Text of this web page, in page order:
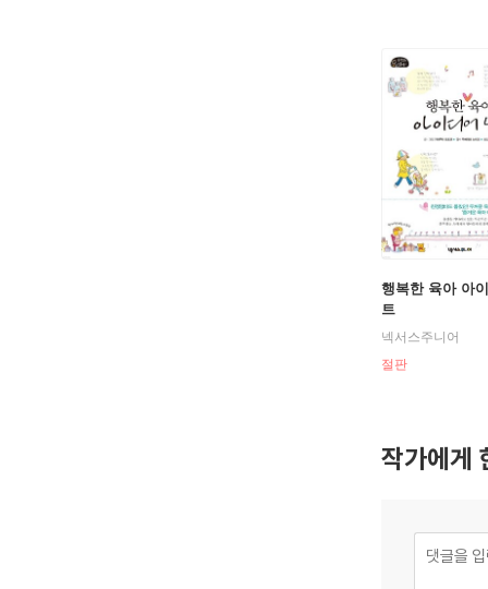
행복한 육아 아
트
넥서스주니어
절판
작가에게